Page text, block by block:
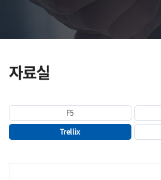
자료실
F5
Trellix